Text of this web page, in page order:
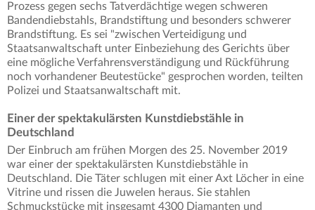
Prozess gegen sechs Tatverdächtige wegen schweren
Bandendiebstahls, Brandstiftung und besonders schwerer
Brandstiftung. Es sei "zwischen Verteidigung und
Staatsanwaltschaft unter Einbeziehung des Gerichts über
eine mögliche Verfahrensverständigung und Rückführung
noch vorhandener Beutestücke" gesprochen worden, teilten
Polizei und Staatsanwaltschaft mit.
Einer der spektakulärsten Kunstdiebstähle in
Deutschland
Der Einbruch am frühen Morgen des 25. November 2019
war einer der spektakulärsten Kunstdiebstähle in
Deutschland. Die Täter schlugen mit einer Axt Löcher in eine
Vitrine und rissen die Juwelen heraus. Sie stahlen
Schmuckstücke mit insgesamt 4300 Diamanten und